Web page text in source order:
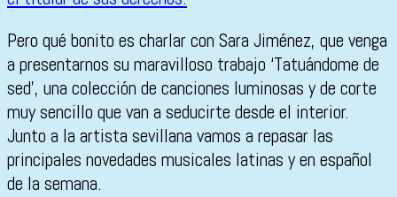
Pero qué bonito es charlar con Sara Jiménez, que venga
a presentarnos su maravilloso trabajo ‘Tatuándome de
sed’, una colección de canciones luminosas y de corte
muy sencillo que van a seducirte desde el interior.
Junto a la artista sevillana vamos a repasar las
principales novedades musicales latinas y en español
de la semana.